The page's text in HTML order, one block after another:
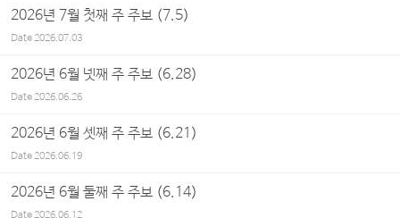
2026년 7월 첫째 주 주보 (7.5)
Date2026.07.03
2026년 6월 넷째 주 주보 (6.28)
Date2026.06.26
2026년 6월 셋째 주 주보 (6.21)
Date2026.06.19
2026년 6월 둘째 주 주보 (6.14)
Date2026.06.12